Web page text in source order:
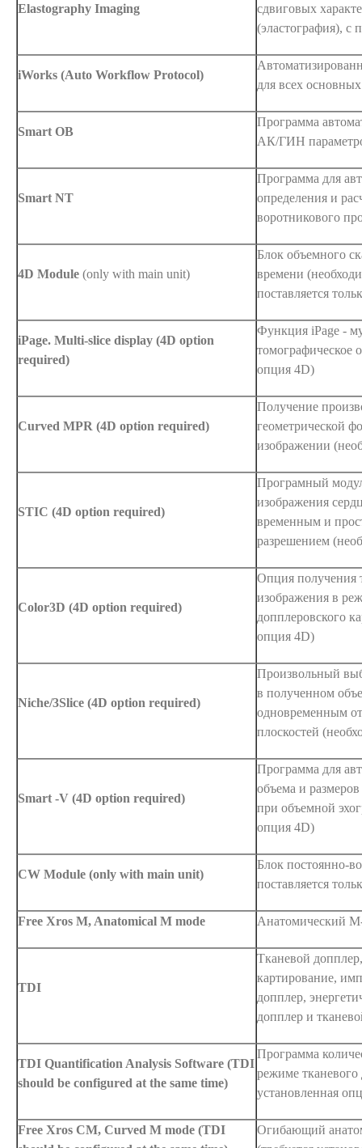
Elastography Imaging
сдвиговых
(эластография), с
iWorks (Auto Workflow Protocol)
для всех
Smart OB
Программа
АК/ГИН
Smart NT
Программа для
определения и
воротникового
4D Module (only with main unit)
Блок объемного
времени
поставляется
iPage. Multi-slice display (4D option
required)
Функция iPage -
томографическое
опция 4D)
Curved MPR (4D option required)
Получение
геометрической
изображении
STIC (4D option required)
Програмный
изображения
временным и
разрешением
Color3D (4D option required)
Опция получения
изображения в
допплеровского
опция 4D)
Niche/3Slice (4D option required)
Произвольный
в полученном
одновременным
плоскостей
Smart -V (4D option required)
Программа для
объема и
при объемной
опция 4D)
CW Module (only with main unit)
Блок постоянно-
поставляется
Free Xros M, Anatomical M mode Анатомический
TDI
Тканевой
картирование,
допплер,
допплер и
TDI Quantification Analysis Software (TDI
should be configured at the same time)
Программа
режиме тканевого
установленная
Free Xros CM, Curved M mode (TDI
Огибающий